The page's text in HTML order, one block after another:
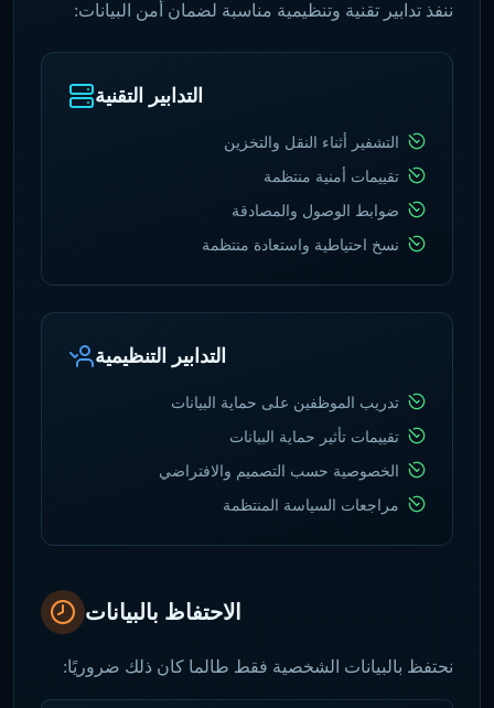
ننفذ تدابير تقنية وتنظيمية مناسبة لضمان أمن البيانات:
التدابير التقنية
التشفير أثناء النقل والتخزين
تقييمات أمنية منتظمة
ضوابط الوصول والمصادقة
نسخ احتياطية واستعادة منتظمة
التدابير التنظيمية
تدريب الموظفين على حماية البيانات
تقييمات تأثير حماية البيانات
الخصوصية حسب التصميم والافتراضي
مراجعات السياسة المنتظمة
الاحتفاظ بالبيانات
نحتفظ بالبيانات الشخصية فقط طالما كان ذلك ضروريًا: